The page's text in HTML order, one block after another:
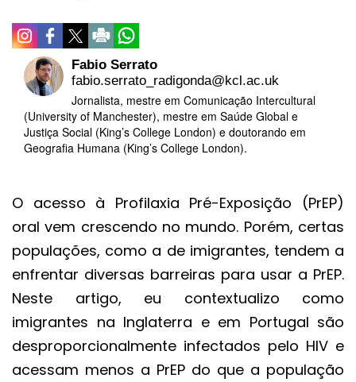
Fabio Serrato
fabio.serrato_radigonda@kcl.ac.uk
Jornalista, mestre em Comunicação Intercultural
(University of Manchester), mestre em Saúde Global e
Justiça Social (King’s College London) e doutorando em
Geografia Humana (King’s College London).
O acesso à Profilaxia Pré-Exposição (PrEP)
oral vem crescendo no mundo. Porém, certas
populações, como a de imigrantes, tendem a
enfrentar diversas barreiras para usar a PrEP.
Neste artigo, eu contextualizo como
imigrantes na Inglaterra e em Portugal são
desproporcionalmente infectados pelo HIV e
acessam menos a PrEP do que a população